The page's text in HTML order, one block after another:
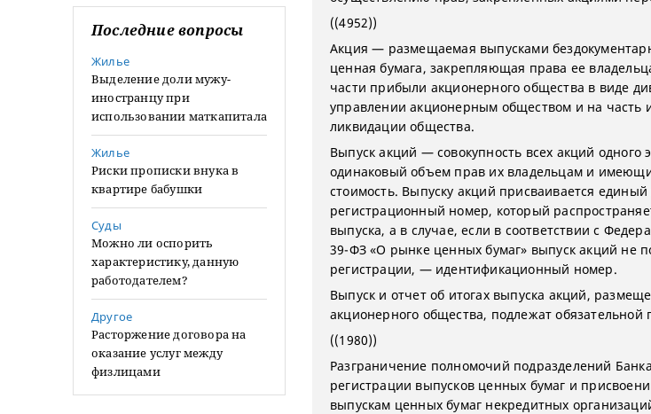
Последние вопросы
Жилье
Выделение доли мужу-
иностранцу при
использовании маткапитала
Жилье
Риски прописки внука в
квартире бабушки
Суды
Можно ли оспорить
характеристику, данную
работодателем?
Другое
Расторжение договора на
оказание услуг между
физлицами
((4952))
Акция — размещаемая выпусками
ценная бумага, закрепляющая права ее
части прибыли акционерного общества в виде
управлении акционерным обществом и на часть
ликвидации общества.
Выпуск акций — совокупность всех акций
одинаковый объем прав их владельцам и
стоимость. Выпуску акций присваивается единый
регистрационный номер, который
выпуска, а в случае, если в соответствии с
39-ФЗ «О рынке ценных бумаг» выпуск акций не
регистрации, — идентификационный номер.
Выпуск и отчет об итогах выпуска акций,
акционерного общества, подлежат обязательной
((1980))
Разграничение полномочий подразделений
регистрации выпусков ценных бумаг и
выпускам ценных бумаг некредитных